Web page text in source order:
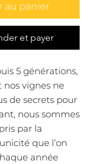
au panier
et payer
5 générations,
vignes ne
de secrets pour
nous sommes
par la
que l’on
année